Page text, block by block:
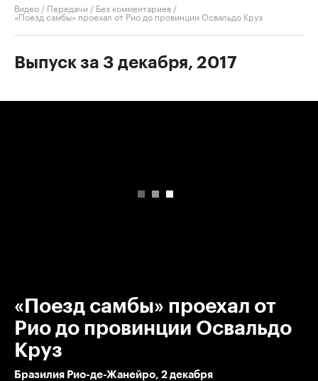
Видео / Передачи / Без комментариев /
«Поезд самбы» проехал от Рио до провинции Освальдо Круз
Выпуск за 3 декабря, 2017
«Поезд самбы» проехал от
Рио до провинции Освальдо
Круз
Бразилия Рио-де-Жанейро, 2 декабря